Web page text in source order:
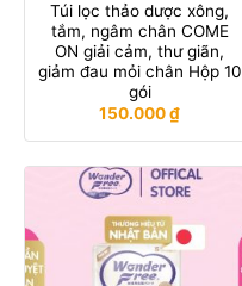
Túi lọc thảo dược xông,
tắm, ngâm chân COME
ON giải cảm, thư giãn,
giảm đau mỏi chân Hộp 10
gói
150.000₫